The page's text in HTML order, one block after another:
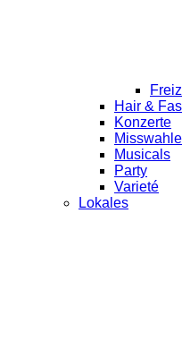
Hair &
Konzerte
Musicals
Party
Varieté
Lokales